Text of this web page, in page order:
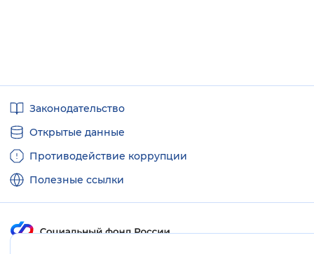
ссылкиЗаконодательство
Открытые данные
Противодействие коррупции
Полезные ссылки